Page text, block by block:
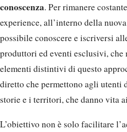
conoscenza. Per rimanere
experience, all’interno della
possibile conoscere e iscriversi
produttori ed eventi esclusivi, che
elementi distintivi di questo
diretto che permettono agli utenti
storie e i territori, che danno vita
L’obiettivo non è solo facilitare